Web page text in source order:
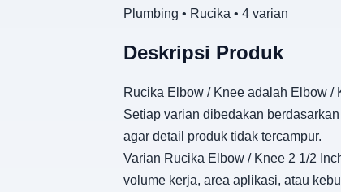
Plumbing • Rucika • 4 varian
Deskripsi Produk
Rucika Elbow / Knee adalah Elbow /
Setiap varian dibedakan
agar detail produk tidak tercampur.
Varian Rucika Elbow / Knee 2 1/2
volume kerja, area aplikasi, atau